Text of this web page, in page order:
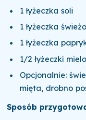
1 łyżeczka soli
1 łyżeczka
1 łyżeczka
1/2 łyżeczki
Opcjonalnie:
mięta, drobno
Sposób